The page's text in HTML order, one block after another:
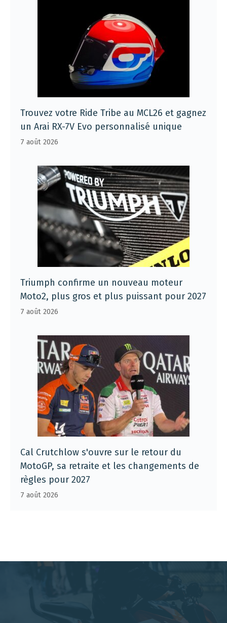
Trouvez votre Ride Tribe au MCL26 et gagnez
un Arai RX-7V Evo personnalisé unique
7 août 2026
Triumph confirme un nouveau moteur
Moto2, plus gros et plus puissant pour 2027
7 août 2026
Cal Crutchlow s'ouvre sur le retour du
MotoGP, sa retraite et les changements de
règles pour 2027
7 août 2026